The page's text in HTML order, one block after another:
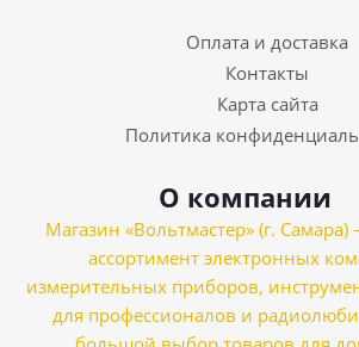
Оплата и доставка
Контакты
Карта сайта
Политика
О компании
Магазин «Вольтмастер» (г.
ассортимент электронных
измерительных приборов,
для профессионалов и